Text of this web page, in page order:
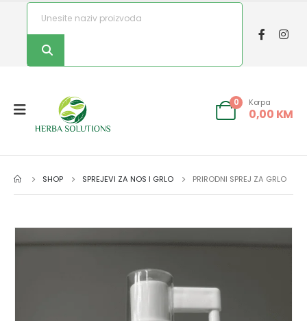
0 Korpa
0,00 KM
SHOP SPREJEVI ZA NOS I GRLO PRIRODNI SPREJ ZA GRLO